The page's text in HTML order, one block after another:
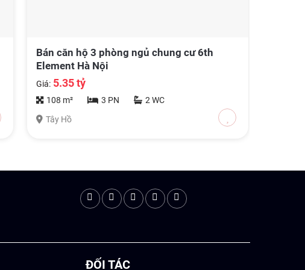
Bán căn hộ 3 phòng ngủ chung cư 6th
Element Hà Nội
Giá:5.35 tỷ
108 m² 3 PN 2 WC
Tây Hồ
ĐỐI TÁC